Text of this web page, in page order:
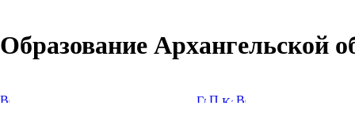
Образование Архангельской